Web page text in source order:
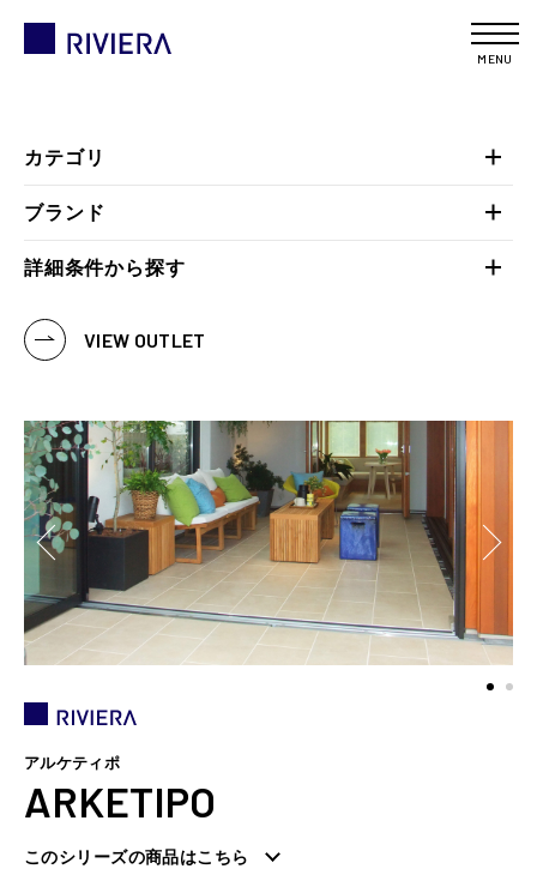
MENU
アルケティポ
ARKETIPO
このシリーズの商品はこちら
カテゴリ
ブランド
詳細条件から探す
VIEW OUTLET